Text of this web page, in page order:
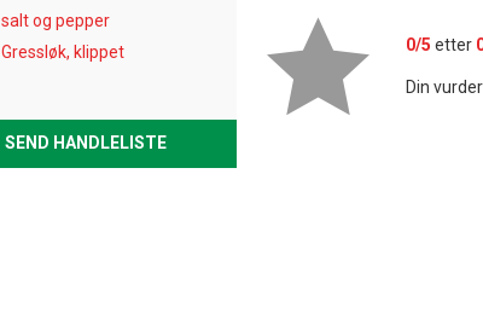
salt og pepper
Gressløk, klippet
SEND HANDLELISTE
0/5 etter
Din